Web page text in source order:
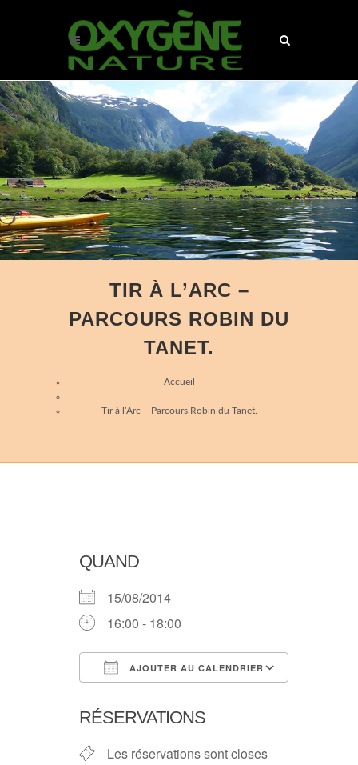
TIR À L’ARC –
PARCOURS ROBIN DU
TANET.
Accueil
Tir à l’Arc – Parcours Robin du Tanet.
QUAND
15/08/2014
16:00 - 18:00
AJOUTER AU CALENDRIER
RÉSERVATIONS
Les réservations sont closes